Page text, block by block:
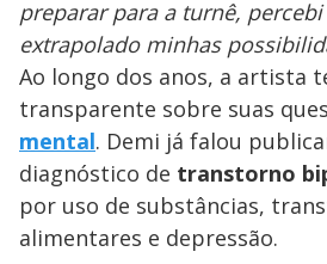
preparar para a turnê,
extrapolado minhas
Ao longo dos anos, a artista
transparente sobre suas
mental. Demi já falou
diagnóstico de transtorno
por uso de substâncias,
alimentares e depressão.